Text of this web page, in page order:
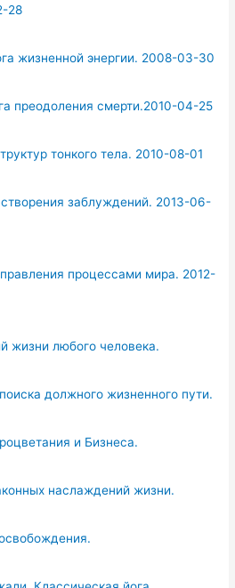
28
жизненной энергии. 2008-03-30
преодоления смерти.2010-04-25
тонкого тела. 2010-08-01
заблуждений. 2013-06-
процессами мира. 2012-
жизни любого человека.
должного жизненного пути.
и Бизнеса.
наслаждений жизни.